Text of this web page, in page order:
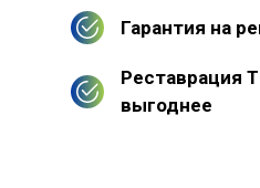
Гарантия на
Реставрация
выгоднее